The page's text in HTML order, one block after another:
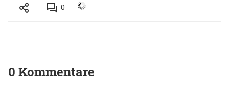
0
0 Kommentare